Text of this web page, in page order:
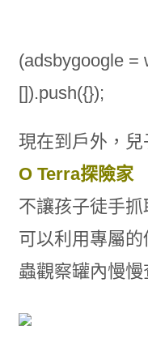
(adsbygoogle =
[]).push({});
現在到戶外，
O Terra探險家
不讓孩子徒手
可以利用專屬
蟲觀察罐內慢